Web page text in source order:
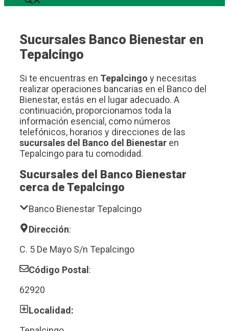
Sucursales Banco Bienestar en
Tepalcingo
Si te encuentras en Tepalcingo y necesitas
realizar operaciones bancarias en el Banco del
Bienestar, estás en el lugar adecuado. A
continuación, proporcionamos toda la
información esencial, como números
telefónicos, horarios y direcciones de las
sucursales del Banco del Bienestar en
Tepalcingo para tu comodidad.
Sucursales del Banco Bienestar
cerca de Tepalcingo
Banco Bienestar Tepalcingo
Dirección:
C. 5 De Mayo S/n Tepalcingo
Código Postal :
62920
Localidad: